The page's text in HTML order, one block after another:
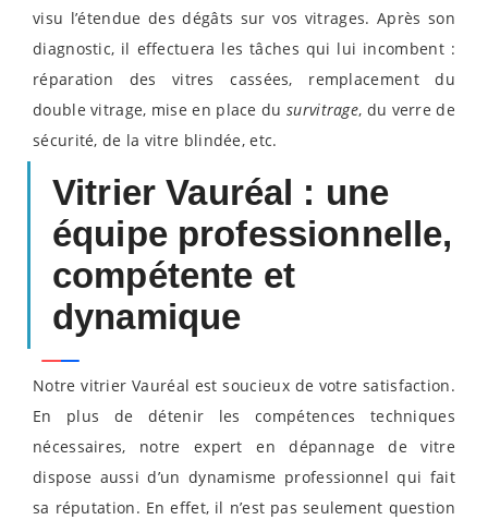
visu l’étendue des dégâts sur vos vitrages. Après son
diagnostic, il effectuera les tâches qui lui incombent :
réparation des vitres cassées, remplacement du
double vitrage, mise en place dusurvitrage, du verre de
sécurité, de la vitre blindée, etc.
Vitrier Vauréal : une
équipe professionnelle,
compétente et
dynamique
Notre vitrier Vauréal est soucieux de votre satisfaction.
En plus de détenir les compétences techniques
nécessaires, notre expert en dépannage de vitre
dispose aussi d’un dynamisme professionnel qui fait
sa réputation. En effet, il n’est pas seulement question